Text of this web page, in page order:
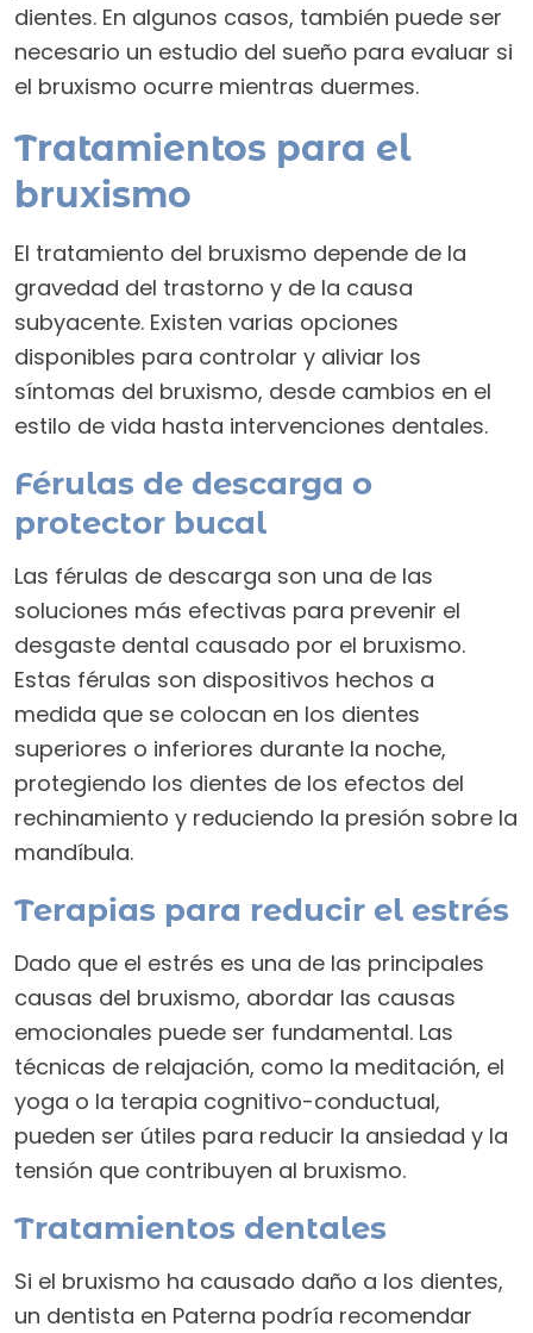
dientes. En algunos casos, también puede ser
necesario un estudio del sueño para evaluar si
el bruxismo ocurre mientras duermes.
Tratamientos para el
bruxismo
El tratamiento del bruxismo depende de la
gravedad del trastorno y de la causa
subyacente. Existen varias opciones
disponibles para controlar y aliviar los
síntomas del bruxismo, desde cambios en el
estilo de vida hasta intervenciones dentales.
Férulas de descarga o
protector bucal
Las férulas de descarga son una de las
soluciones más efectivas para prevenir el
desgaste dental causado por el bruxismo.
Estas férulas son dispositivos hechos a
medida que se colocan en los dientes
superiores o inferiores durante la noche,
protegiendo los dientes de los efectos del
rechinamiento y reduciendo la presión sobre la
mandíbula.
Terapias para reducir el estrés
Dado que el estrés es una de las principales
causas del bruxismo, abordar las causas
emocionales puede ser fundamental. Las
técnicas de relajación, como la meditación, el
yoga o la terapia cognitivo-conductual,
pueden ser útiles para reducir la ansiedad y la
tensión que contribuyen al bruxismo.
Tratamientos dentales
Si el bruxismo ha causado daño a los dientes,
un dentista en Paterna podría recomendar